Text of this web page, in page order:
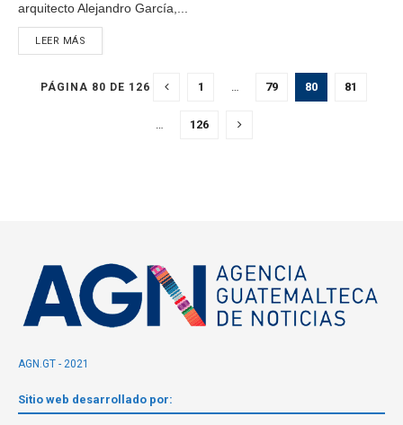
arquitecto Alejandro García,...
LEER MÁS
PÁGINA 80 DE 126 1 … 79 80 81
… 126
AGN.GT - 2021
Sitio web desarrollado por: